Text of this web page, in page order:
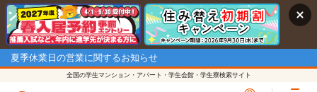
夏季休業日の営業に関するお知らせ
全国の学生マンション・アパート・学生会館・学生寮検索サイト